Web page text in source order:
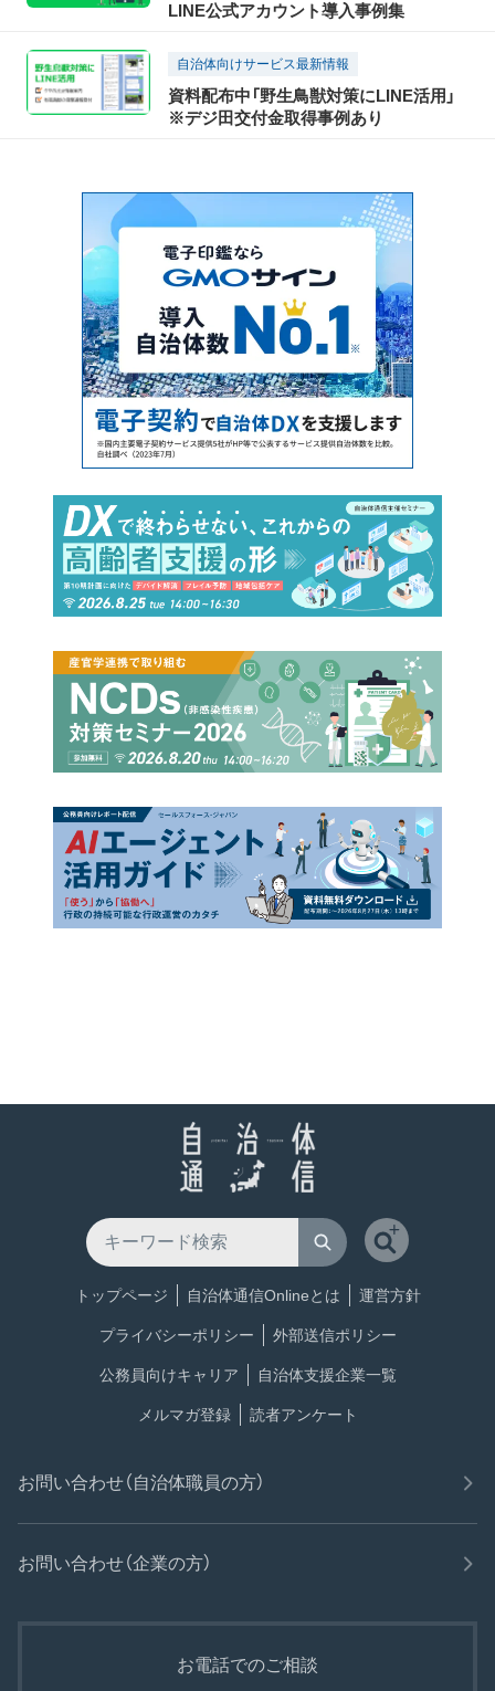
LINE公式アカウント導入事例集
自治体向けサービス最新情報
資料配布中「野生鳥獣対策にLINE活用」
※デジ田交付金取得事例あり
トップページ 自治体通信Onlineとは 運営方針
プライバシーポリシー 外部送信ポリシー
公務員向けキャリア 自治体支援企業一覧
メルマガ登録 読者アンケート
お問い合わせ（自治体職員の方）
お問い合わせ（企業の方）
お電話でのご相談